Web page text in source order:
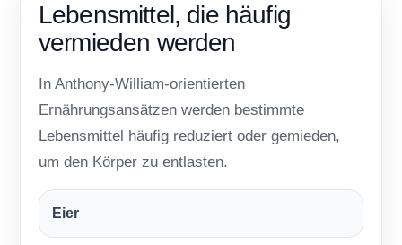
Lebensmittel, die häufig
vermieden werden
In Anthony-William-orientierten
Ernährungsansätzen werden bestimmte
Lebensmittel häufig reduziert oder gemieden,
um den Körper zu entlasten.
Eier